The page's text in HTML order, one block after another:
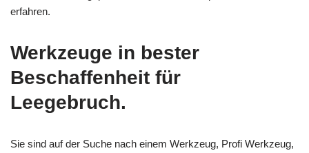
erfahren.
Werkzeuge in bester
Beschaffenheit für
Leegebruch.
Sie sind auf der Suche nach einem Werkzeug, Profi Werkzeug,